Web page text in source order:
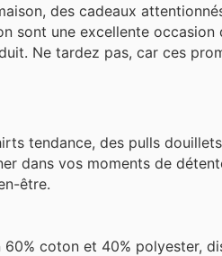
des cadeaux
sont une excellente
Ne tardez pas, car ces
tendance, des pulls
dans vos moments de
être.
coton et 40% polyester,